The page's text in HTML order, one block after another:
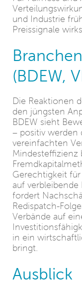
und Industrie
Preissignale
(BDEW,
Die Reaktionen
den jüngsten
BDEW sieht
– positiv werden
vereinfachten
Mindesteffizienz
Gerechtigkeit
auf
fordert
Redispatch-
Verbände auf
in ein
bringt.
Ausblick